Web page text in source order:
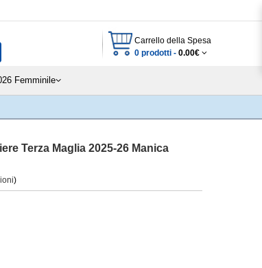
Carrello della Spesa
0 prodotti - 0.00€
Femminile
Terza Maglia 2025-26 Manica
)